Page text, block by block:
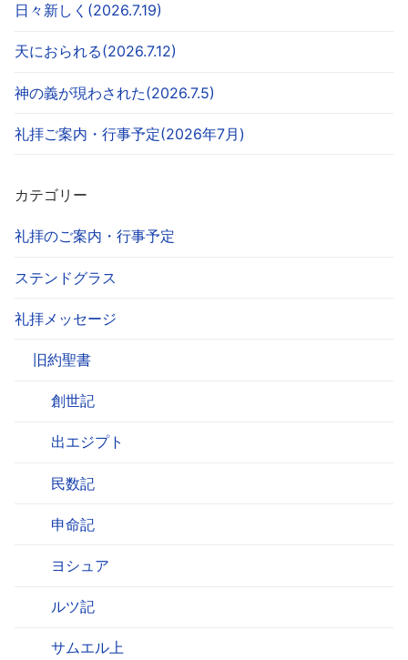
日々新しく(2026.7.19)
天におられる(2026.7.12)
神の義が現わされた(2026.7.5)
礼拝ご案内・行事予定(2026年7月)
カテゴリー
礼拝のご案内・行事予定
ステンドグラス
礼拝メッセージ
旧約聖書
創世記
出エジプト
民数記
申命記
ヨシュア
ルツ記
サムエル上